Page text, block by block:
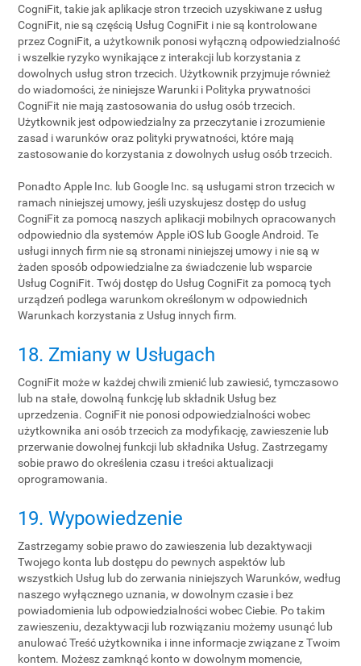
CogniFit, takie jak aplikacje stron trzecich uzyskiwane z usług
CogniFit, nie są częścią Usług CogniFit i nie są kontrolowane
przez CogniFit, a użytkownik ponosi wyłączną odpowiedzialność
i wszelkie ryzyko wynikające z interakcji lub korzystania z
dowolnych usług stron trzecich. Użytkownik przyjmuje również
do wiadomości, że niniejsze Warunki i Polityka prywatności
CogniFit nie mają zastosowania do usług osób trzecich.
Użytkownik jest odpowiedzialny za przeczytanie i zrozumienie
zasad i warunków oraz polityki prywatności, które mają
zastosowanie do korzystania z dowolnych usług osób trzecich.
Ponadto Apple Inc. lub Google Inc. są usługami stron trzecich w
ramach niniejszej umowy, jeśli uzyskujesz dostęp do usług
CogniFit za pomocą naszych aplikacji mobilnych opracowanych
odpowiednio dla systemów Apple iOS lub Google Android. Te
usługi innych firm nie są stronami niniejszej umowy i nie są w
żaden sposób odpowiedzialne za świadczenie lub wsparcie
Usług CogniFit. Twój dostęp do Usług CogniFit za pomocą tych
urządzeń podlega warunkom określonym w odpowiednich
Warunkach korzystania z Usług innych firm.
18. Zmiany w Usługach
CogniFit może w każdej chwili zmienić lub zawiesić, tymczasowo
lub na stałe, dowolną funkcję lub składnik Usług bez
uprzedzenia. CogniFit nie ponosi odpowiedzialności wobec
użytkownika ani osób trzecich za modyfikację, zawieszenie lub
przerwanie dowolnej funkcji lub składnika Usług. Zastrzegamy
sobie prawo do określenia czasu i treści aktualizacji
oprogramowania.
19. Wypowiedzenie
Zastrzegamy sobie prawo do zawieszenia lub dezaktywacji
Twojego konta lub dostępu do pewnych aspektów lub
wszystkich Usług lub do zerwania niniejszych Warunków, według
naszego wyłącznego uznania, w dowolnym czasie i bez
powiadomienia lub odpowiedzialności wobec Ciebie. Po takim
zawieszeniu, dezaktywacji lub rozwiązaniu możemy usunąć lub
anulować Treść użytkownika i inne informacje związane z Twoim
kontem. Możesz zamknąć konto w dowolnym momencie,